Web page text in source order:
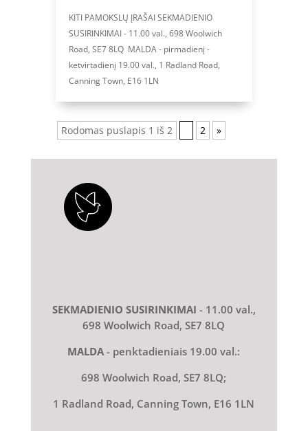
KITI PAMOKSLŲ ĮRAŠAI SEKMADIENIO
SUSIRINKIMAI - 11.00 val., 698 Woolwich
Road, SE7 8LQ MALDA - pirmadienį -
ketvirtadienį 19.00 val., 1 Radland Road,
Canning Town, E16 1LN
Rodomas puslapis 1 iš 2 2 »
SEKMADIENIO SUSIRINKIMAI - 11.00 val.,
698 Woolwich Road, SE7 8LQ
MALDA- penktadieniais 19.00 val.:
698 Woolwich Road, SE7 8LQ;
1 Radland Road, Canning Town, E16 1LN